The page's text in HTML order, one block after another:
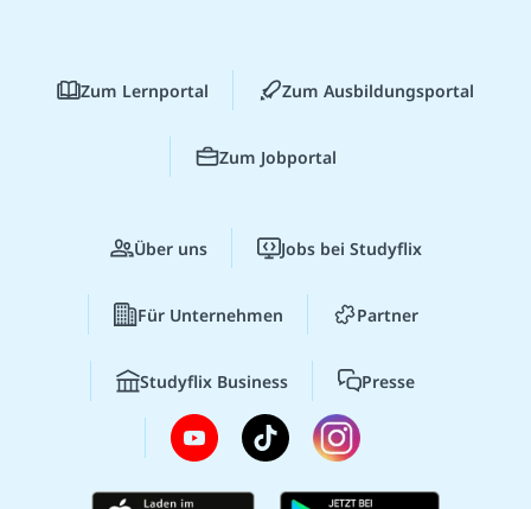
Zum Lernportal Zum Ausbildungsportal
Zum Jobportal
Über uns Jobs bei Studyflix
Für Unternehmen Partner
Studyflix Business Presse